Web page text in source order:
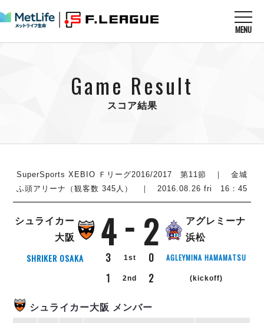
MENU
すべてのニュース
U-23選抜
チケット
メディア情報
その他
試合を観る MATCHES
順位表
戦績表
警告・退場・出場停止選手
個人ランキング｜ゴール
個人ランキング｜シュート
個人ランキング｜シュート成功率
メットライフ生命Ｆ２リーグ
エスポラーダ北海道
バルドラール浦安
フウガドールすみだ
立川アスレティックFC
ボアルース長野
チケットを買う TICKET
アリーナ情報 ARENA
リーグ概要 ABOUT US
リーグ概要
過去の記録 ARCHIVE
Game Result
スコア結果
SuperSports XEBIO Ｆリーグ2016/2017 第11節 ｜ 金城
ふ頭アリーナ（観客数 345人） ｜ 2016.08.26 fri 16：45
シュライカー
大阪
4 2
アグレミーナ
浜松
SHRIKER OSAKA 3 1st 0 AGLEYMINA HAMAMATSU
1 2nd 2 (kickoff)
シュライカー大阪 メンバー